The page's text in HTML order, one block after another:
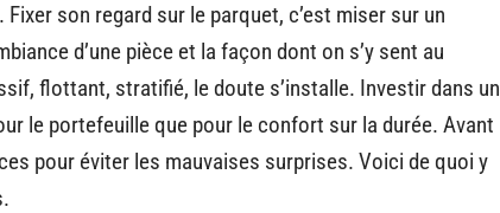
son regard sur le parquet, c’est miser sur un
d’une pièce et la façon dont on s’y sent au
flottant, stratifié, le doute s’installe. Investir dans un
le portefeuille que pour le confort sur la durée. Avant
pour éviter les mauvaises surprises. Voici de quoi y